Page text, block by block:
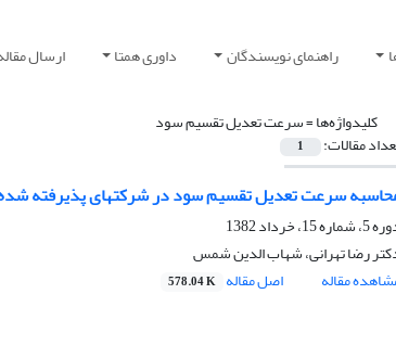
راهنمای نویسندگان داوری همتا ارسال
کلیدواژه‌ها =سرعت تعدیل تقسیم سود
مقالات: 1
سرعت تعدیل تقسیم سود در شرکتهای پذیرفته
15، خرداد 1382
رضا تهرانى، شهاب الدین شمس
مقاله
اصل مقاله 578.04 K